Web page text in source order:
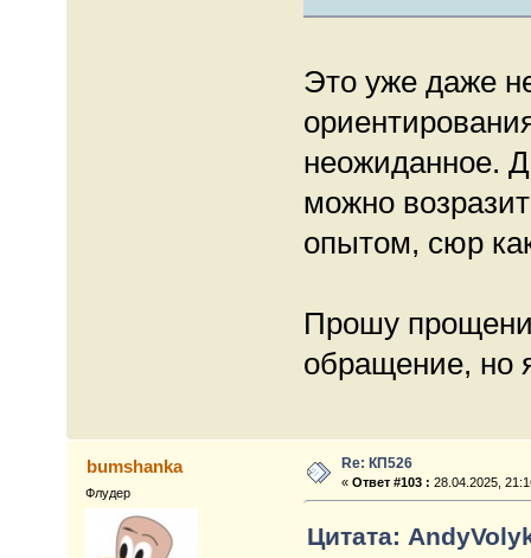
Это уже даже
неожиданное.
можно
опытом, сюр
Прошу
обращение, но
bumshanka
Флудер
Re: КП526
«Ответ #103 : 28.04.2025,
Цитата: